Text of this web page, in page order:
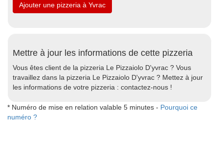
Ajouter une pizzeria à Yvrac
Mettre à jour les informations de cette pizzeria
Vous êtes client de la pizzeria Le Pizzaiolo D'yvrac ? Vous
travaillez dans la pizzeria Le Pizzaiolo D'yvrac ? Mettez à jour
les informations de votre pizzeria : contactez-nous !
* Numéro de mise en relation valable 5 minutes - Pourquoi ce
numéro ?